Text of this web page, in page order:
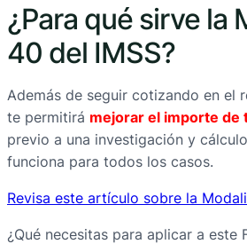
¿Para qué sirve la
40 del IMSS?
Además de seguir cotizando en el
te permitirá mejorar el importe de
previo a una investigación y
funciona para todos los casos.
Revisa este artículo sobre la
¿Qué necesitas para aplicar a este